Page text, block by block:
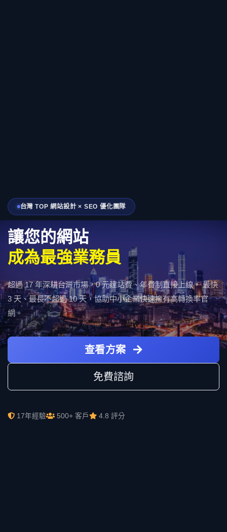
台灣 TOP 網站設計 × SEO 優化團隊
讓您的網站
成為最強業務員
超過 17 年深耕台灣市場，0 元建站費、年費制直接上線， 最快
3 天、最長不超過 10 天，協助中小企業快速擁有高轉換率官
網。
查看方案
免費諮詢
17年經驗 500+ 客戶 4.8 評分